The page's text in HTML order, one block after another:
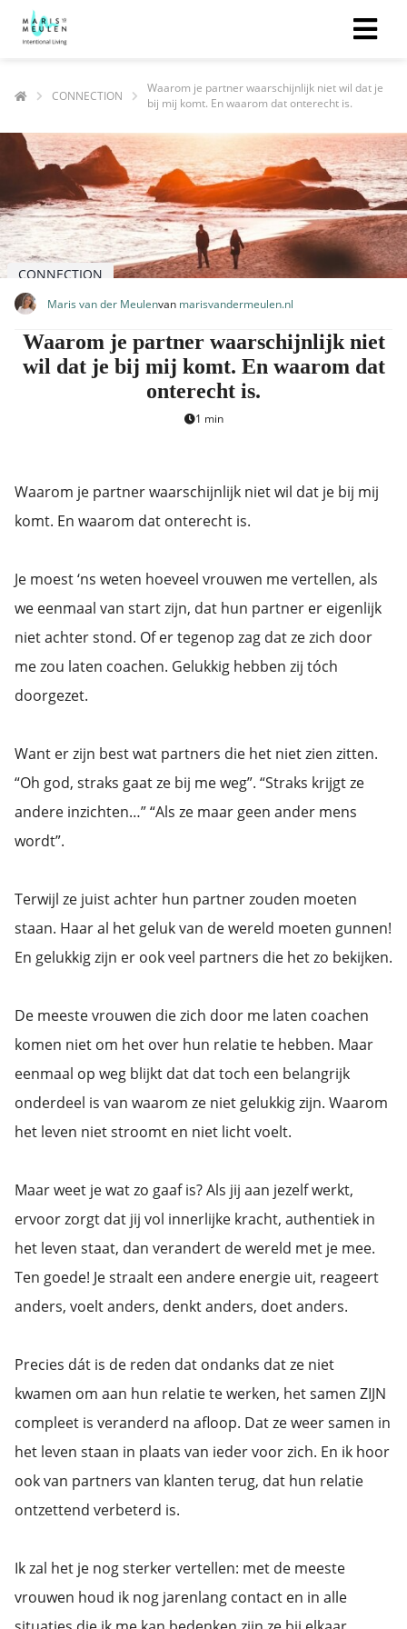
CONNECTION
Waarom je partner waarschijnlijk niet wil dat je
bij mij komt. En waarom dat onterecht is.
CONNECTION
Maris van der Meulenvan marisvandermeulen.nl
Waarom je partner waarschijnlijk niet
wil dat je bij mij komt. En waarom dat
onterecht is.
1 min
Waarom je partner waarschijnlijk niet wil dat je bij mij
komt. En waarom dat onterecht is.
Je moest ‘ns weten hoeveel vrouwen me vertellen, als
we eenmaal van start zijn, dat hun partner er eigenlijk
niet achter stond. Of er tegenop zag dat ze zich door
me zou laten coachen. Gelukkig hebben zij tóch
doorgezet.
Want er zijn best wat partners die het niet zien zitten.
“Oh god, straks gaat ze bij me weg”. “Straks krijgt ze
andere inzichten…” “Als ze maar geen ander mens
wordt”.
Terwijl ze juist achter hun partner zouden moeten
staan. Haar al het geluk van de wereld moeten gunnen!
En gelukkig zijn er ook veel partners die het zo bekijken.
De meeste vrouwen die zich door me laten coachen
komen niet om het over hun relatie te hebben. Maar
eenmaal op weg blijkt dat dat toch een belangrijk
onderdeel is van waarom ze niet gelukkig zijn. Waarom
het leven niet stroomt en niet licht voelt.
Maar weet je wat zo gaaf is? Als jij aan jezelf werkt,
ervoor zorgt dat jij vol innerlijke kracht, authentiek in
het leven staat, dan verandert de wereld met je mee.
Ten goede! Je straalt een andere energie uit, reageert
anders, voelt anders, denkt anders, doet anders.
Precies dát is de reden dat ondanks dat ze niet
kwamen om aan hun relatie te werken, het samen ZIJN
compleet is veranderd na afloop. Dat ze weer samen in
het leven staan in plaats van ieder voor zich. En ik hoor
ook van partners van klanten terug, dat hun relatie
ontzettend verbeterd is.
Ik zal het je nog sterker vertellen: met de meeste
vrouwen houd ik nog jarenlang contact en in alle
zijn
te
gebruikt
te
over
gebruikt
te